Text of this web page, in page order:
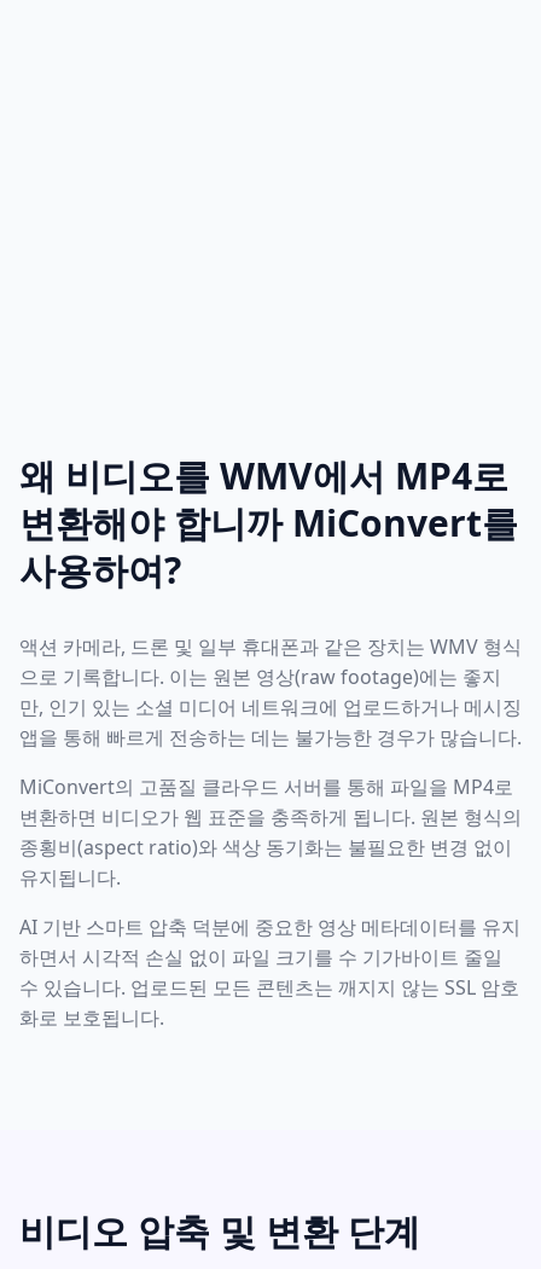
왜 비디오를 WMV에서 MP4로
변환해야 합니까 MiConvert를
사용하여?
액션 카메라, 드론 및 일부 휴대폰과 같은 장치는 WMV 형식
으로 기록합니다. 이는 원본 영상(raw footage)에는 좋지
만, 인기 있는 소셜 미디어 네트워크에 업로드하거나 메시징
앱을 통해 빠르게 전송하는 데는 불가능한 경우가 많습니다.
MiConvert의 고품질 클라우드 서버를 통해 파일을 MP4로
변환하면 비디오가 웹 표준을 충족하게 됩니다. 원본 형식의
종횡비(aspect ratio)와 색상 동기화는 불필요한 변경 없이
유지됩니다.
AI 기반 스마트 압축 덕분에 중요한 영상 메타데이터를 유지
하면서 시각적 손실 없이 파일 크기를 수 기가바이트 줄일
수 있습니다. 업로드된 모든 콘텐츠는 깨지지 않는 SSL 암호
화로 보호됩니다.
비디오 압축 및 변환 단계